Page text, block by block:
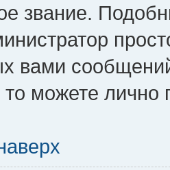
звание.
вами
то можете лично